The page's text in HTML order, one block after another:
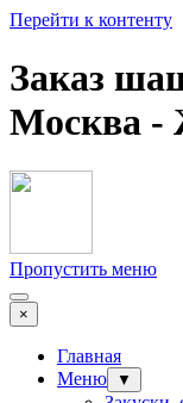
Перейти к контенту
Заказ
Москва
Пропустить меню
×
Главная
Меню
▼